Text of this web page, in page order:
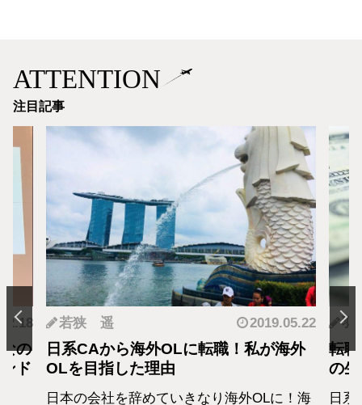
ATTENTION
注目記事
の
ド
若狭 遥 2019.05.22
日系CAから海外OLに転職！私が海外
OLを目指した理由
日本の会社を辞めていきなり海外OLに！海
羽
転
の
日